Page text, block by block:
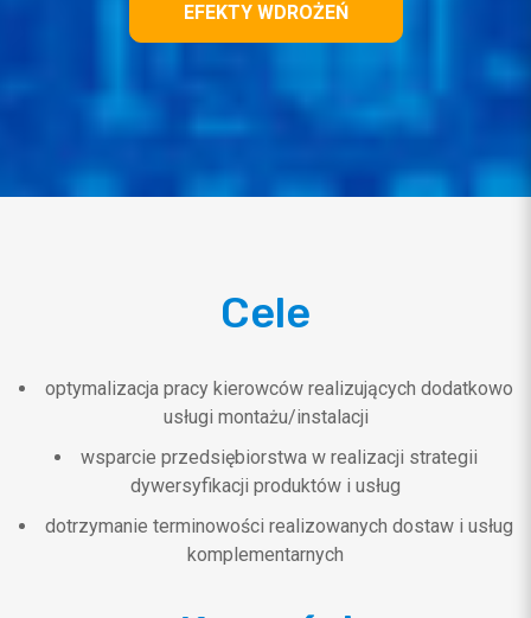
EFEKTY WDROŻEŃ
Cele
optymalizacja pracy kierowców realizujących dodatkowo
usługi montażu/instalacji
wsparcie przedsiębiorstwa w realizacji strategii
dywersyfikacji produktów i usług
dotrzymanie terminowości realizowanych dostaw i usług
komplementarnych